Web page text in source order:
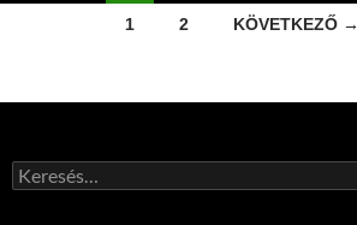
Bejegyzések
1 2 KÖVETKEZŐ →
Keresés: